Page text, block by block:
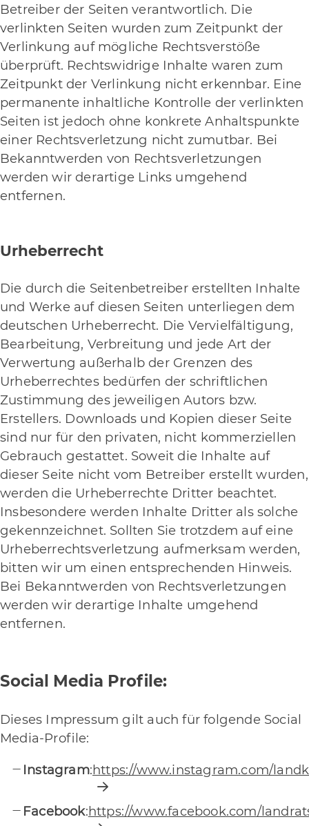
Betreiber der Seiten verantwortlich. Die
verlinkten Seiten wurden zum Zeitpunkt der
Verlinkung auf mögliche Rechtsverstöße
überprüft. Rechtswidrige Inhalte waren zum
Zeitpunkt der Verlinkung nicht erkennbar. Eine
permanente inhaltliche Kontrolle der verlinkten
Seiten ist jedoch ohne konkrete Anhaltspunkte
einer Rechtsverletzung nicht zumutbar. Bei
Bekanntwerden von Rechtsverletzungen
werden wir derartige Links umgehend
entfernen.
Urheberrecht
Die durch die Seitenbetreiber erstellten Inhalte
und Werke auf diesen Seiten unterliegen dem
deutschen Urheberrecht. Die Vervielfältigung,
Bearbeitung, Verbreitung und jede Art der
Verwertung außerhalb der Grenzen des
Urheberrechtes bedürfen der schriftlichen
Zustimmung des jeweiligen Autors bzw.
Erstellers. Downloads und Kopien dieser Seite
sind nur für den privaten, nicht kommerziellen
Gebrauch gestattet. Soweit die Inhalte auf
dieser Seite nicht vom Betreiber erstellt wurden,
werden die Urheberrechte Dritter beachtet.
Insbesondere werden Inhalte Dritter als solche
gekennzeichnet. Sollten Sie trotzdem auf eine
Urheberrechtsverletzung aufmerksam werden,
bitten wir um einen entsprechenden Hinweis.
Bei Bekanntwerden von Rechtsverletzungen
werden wir derartige Inhalte umgehend
entfernen.
Social Media Profile:
Dieses Impressum gilt auch für folgende Social
Media-Proﬁle:
Instagram:https://www.instagram.com/
Facebook:https://www.facebook.com/